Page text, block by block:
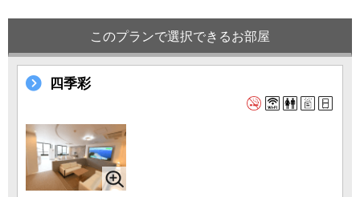
このプランで選択できるお部屋
四季彩